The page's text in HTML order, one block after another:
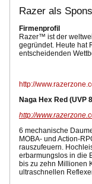
Razer als
Firmenprofil
Razer™ ist der
gegründet. Heute hat
entscheidenden
http://
Naga Hex Red (UVP
http://
6 mechanische
MOBA- und Action-
rauszufeuern.
erbarmungslos in die
bis zu zehn Millionen
ultraschnellen